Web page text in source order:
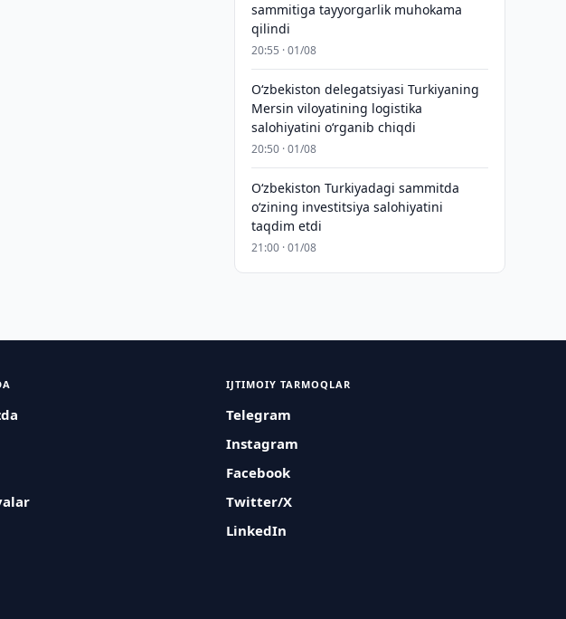
sammitiga tayyorgarlik muhokama
qilindi
20:55 · 01/08
Oʻzbekiston delegatsiyasi Turkiyaning
Mersin viloyatining logistika
salohiyatini oʻrganib chiqdi
20:50 · 01/08
Oʻzbekiston Turkiyadagi sammitda
oʻzining investitsiya salohiyatini
taqdim etdi
21:00 · 01/08
IJTIMOIY TARMOQLAR
Telegram
Instagram
Facebook
Twitter/X
LinkedIn